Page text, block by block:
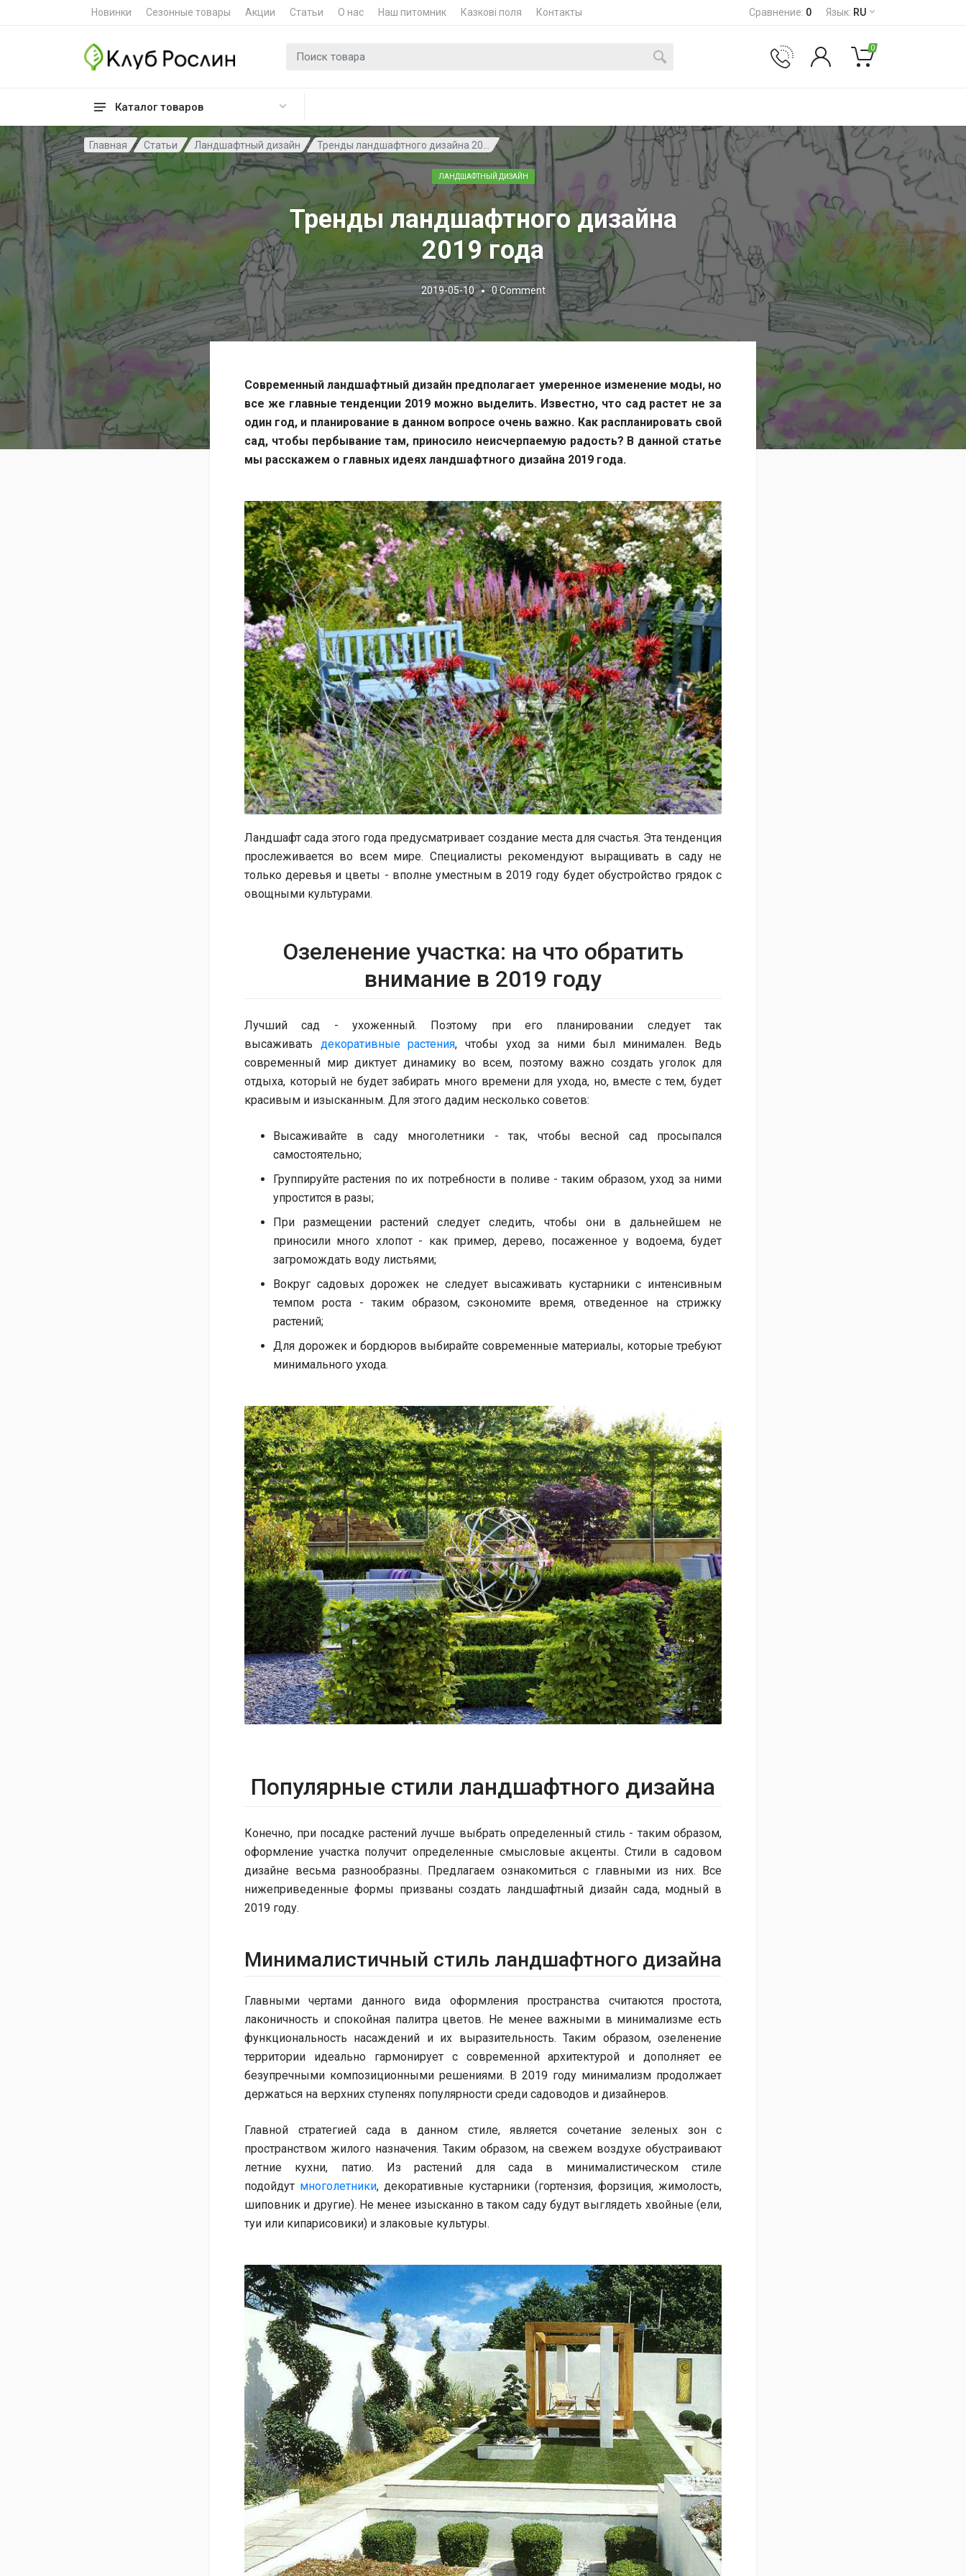
Новинки Сезонные товары Акции Статьи О нас Наш питомник Казкові поля Контакты Сравнение: 0 Язык: RU
Каталог товаров
Поиск для 0
Главная Статьи Ландшафтный дизайн Тренды ландшафтного дизайна 20...
ЛАНДШАФТНЫЙ ДИЗАЙН
Тренды ландшафтного дизайна
2019 года
2019-05-10 0Comment
Современный ландшафтный дизайн предполагает умеренное изменение моды, но
все же главные тенденции 2019 можно выделить. Известно, что сад растет не за
один год, и планирование в данном вопросе очень важно. Как распланировать свой
сад, чтобы пербывание там, приносило неисчерпаемую радость? В данной статье
мы расскажем о главных идеях ландшафтного дизайна 2019 года.
Ландшафт сада этого года предусматривает создание места для счастья. Эта тенденция
прослеживается во всем мире. Специалисты рекомендуют выращивать в саду не
только деревья и цветы - вполне уместным в 2019 году будет обустройство грядок с
овощными культурами.
Озеленение участка: на что обратить
внимание в 2019 году
Лучший сад - ухоженный. Поэтому при его планировании следует так
высаживать декоративные растения, чтобы уход за ними был минимален. Ведь
современный мир диктует динамику во всем, поэтому важно создать уголок для
отдыха, который не будет забирать много времени для ухода, но, вместе с тем, будет
красивым и изысканным. Для этого дадим несколько советов:
Высаживайте в саду многолетники - так, чтобы весной сад просыпался
самостоятельно;
Группируйте растения по их потребности в поливе - таким образом, уход за ними
упростится в разы;
При размещении растений следует следить, чтобы они в дальнейшем не
приносили много хлопот - как пример, дерево, посаженное у водоема, будет
загромождать воду листьями;
Вокруг садовых дорожек не следует высаживать кустарники с интенсивным
темпом роста - таким образом, сэкономите время, отведенное на стрижку
растений;
Для дорожек и бордюров выбирайте современные материалы, которые требуют
минимального ухода.
Популярные стили ландшафтного дизайна
Конечно, при посадке растений лучше выбрать определенный стиль - таким образом,
оформление участка получит определенные смысловые акценты. Стили в садовом
дизайне весьма разнообразны. Предлагаем ознакомиться с главными из них. Все
нижеприведенные формы призваны создать ландшафтный дизайн сада, модный в
2019 году.
Минималистичный стиль ландшафтного дизайна
Главными чертами данного вида оформления пространства считаются простота,
лаконичность и спокойная палитра цветов. Не менее важными в минимализме есть
функциональность насаждений и их выразительность. Таким образом, озеленение
территории идеально гармонирует с современной архитектурой и дополняет ее
безупречными композиционными решениями. В 2019 году минимализм продолжает
держаться на верхних ступенях популярности среди садоводов и дизайнеров.
Главной стратегией сада в данном стиле, является сочетание зеленых зон с
пространством жилого назначения. Таким образом, на свежем воздухе обустраивают
летние кухни, патио. Из растений для сада в минималистическом стиле
подойдут многолетники, декоративные кустарники (гортензия, форзиция, жимолость,
шиповник и другие). Не менее изысканно в таком саду будут выглядеть хвойные (ели,
туи или кипарисовики) и злаковые культуры.